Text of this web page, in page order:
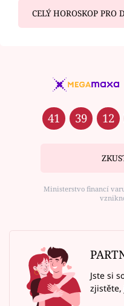
CELÝ HOROSKOP PRO
41 39 12
Ministerstvo financí
Jste si
zjistěte,